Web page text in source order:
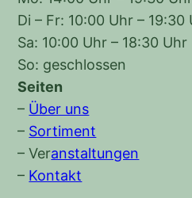
Di – Fr: 10:00 Uhr – 19:30
Sa: 10:00 Uhr – 18:30 Uhr
So: geschlossen
Seiten
– Über uns
– Sortiment
–Veranstaltungen
– Kontakt